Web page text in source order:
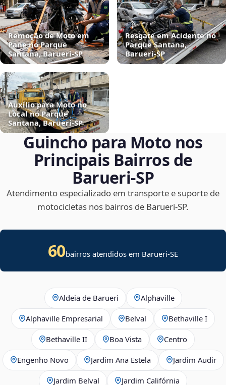
Remoção de Moto em
Pane no Parque
Santana, Barueri‑SP
Resgate em Acidente no
Parque Santana,
Barueri‑SP
Auxílio para Moto no
Local no Parque
Santana, Barueri‑SP
Guincho para Moto nos
Principais Bairros de
Barueri‑SP
Atendimento especializado em transporte e suporte de
motocicletas nos bairros de Barueri‑SP.
60bairros atendidos em Barueri-SE
Aldeia de Barueri Alphaville
Alphaville Empresarial Belval Bethaville I
Bethaville II Boa Vista Centro
Engenho Novo Jardim Ana Estela Jardim Audir
Jardim Belval Jardim Califórnia